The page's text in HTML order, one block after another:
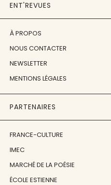
ENT'REVUES
À PROPOS
NOUS CONTACTER
NEWSLETTER
MENTIONS LÉGALES
PARTENAIRES
FRANCE-CULTURE
IMEC
MARCHÉ DE LA POÉSIE
ÉCOLE ESTIENNE